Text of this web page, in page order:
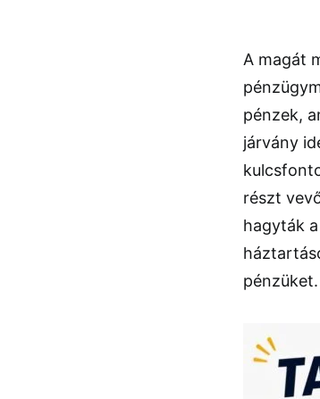
A magát
pénzek,
járvány
részt
hagyták
pénzüket.